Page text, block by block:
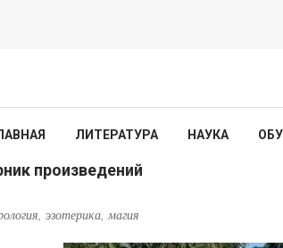
ЛИТЕРАТУРА НАУКА
произведений
эзотерика, магия